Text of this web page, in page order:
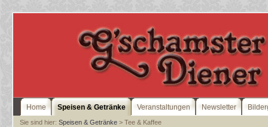
Home Speisen & Getränke Veranstaltungen Newsletter
Sie sind hier: Speisen & Getränke> Tee & Kaffee